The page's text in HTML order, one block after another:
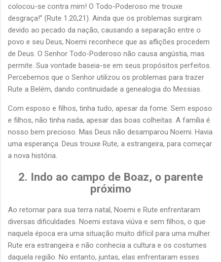
colocou-se contra mim! O Todo-Poderoso me trouxe
desgraça!” (Rute 1.20,21). Ainda que os problemas surgiram
devido ao pecado da nação, causando a separação entre o
povo e seu Deus, Noemi reconhece que as aflições procedem
de Deus. O Senhor Todo-Poderoso não causa angústia, mas
permite. Sua vontade baseia-se em seus propósitos perfeitos.
Percebemos que o Senhor utilizou os problemas para trazer
Rute a Belém, dando continuidade a genealogia do Messias.
Com esposo e filhos, tinha tudo, apesar da fome. Sem esposo
e filhos, não tinha nada, apesar das boas colheitas. A família é
nosso bem precioso. Mas Deus não desamparou Noemi. Havia
uma esperança. Deus trouxe Rute, a estrangeira, para começar
a nova história.
2. Indo ao campo de Boaz, o parente
próximo
Ao retornar para sua terra natal, Noemi e Rute enfrentaram
diversas dificuldades. Noemi estava viúva e sem filhos, o que
naquela época era uma situação muito difícil para uma mulher.
Rute era estrangeira e não conhecia a cultura e os costumes
daquela região. No entanto, juntas, elas enfrentaram esses